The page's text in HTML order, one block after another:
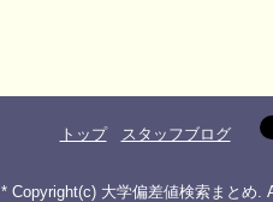
トップ スタッフブログ
* Copyright(c) 大学偏差値検索まとめ.